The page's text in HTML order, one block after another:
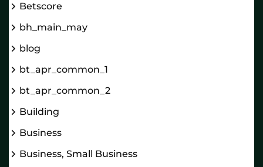
Betscore
bh_main_may
blog
bt_apr_common_1
bt_apr_common_2
Building
Business
Business, Small Business